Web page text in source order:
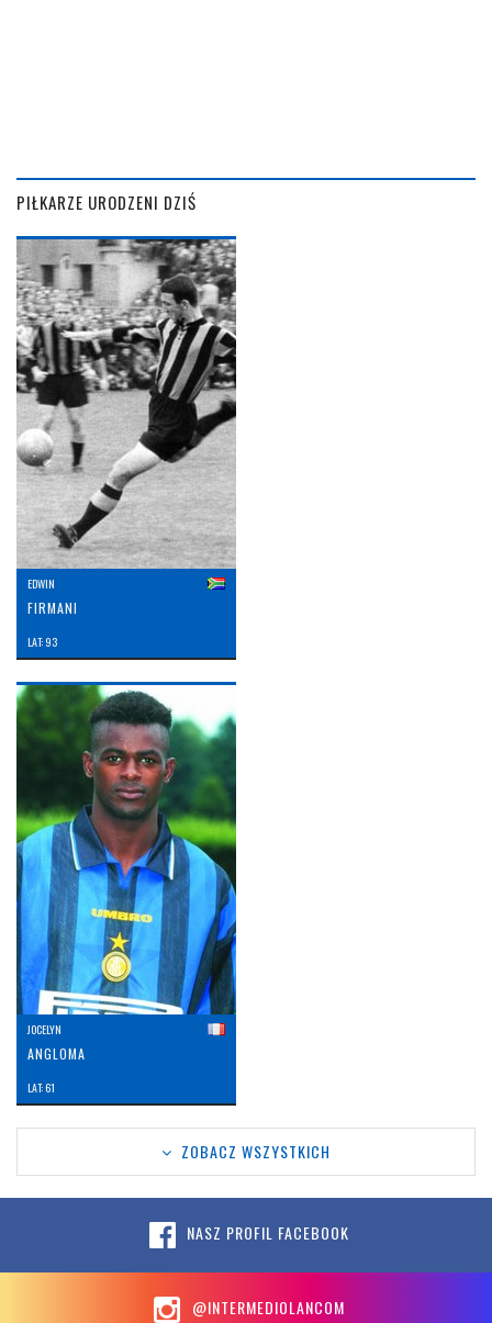
PIŁKARZE URODZENI DZIŚ
EDWIN
FIRMANI
LAT: 93
JOCELYN
ANGLOMA
LAT: 61
ZOBACZ WSZYSTKICH
NASZ PROFIL FACEBOOK
@INTERMEDIOLANCOM